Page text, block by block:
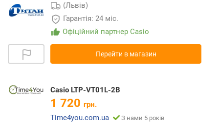
(Львів)
Гарантія: 24 міс.
Офіційний партнер Casio
Перейти в магазин
Casio LTP-VT01L-2B
1 720 грн.
Time4you.com.ua
З нами 5 років